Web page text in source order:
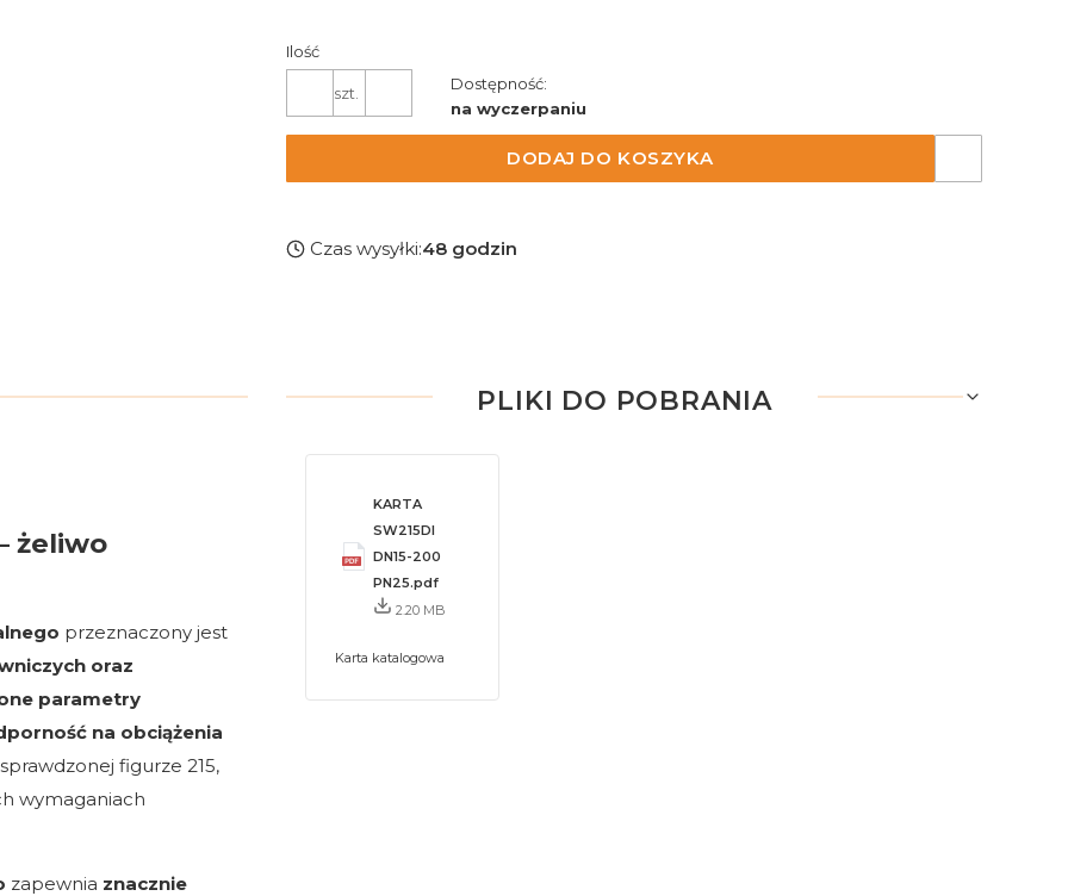
Ilość
szt.
Dostępność:
na wyczerpaniu
DODAJ DO KOSZYKA
Czas wysyłki:48 godzin
żeliwo
przeznaczony jest
oraz
parametry
na obciążenia
figurze 215,
wymaganiach
zapewnia znacznie
PLIKI DO POBRANIA
KARTA
SW215DI
DN15-200
PN25.pdf
2.20 MB
Karta katalogowa